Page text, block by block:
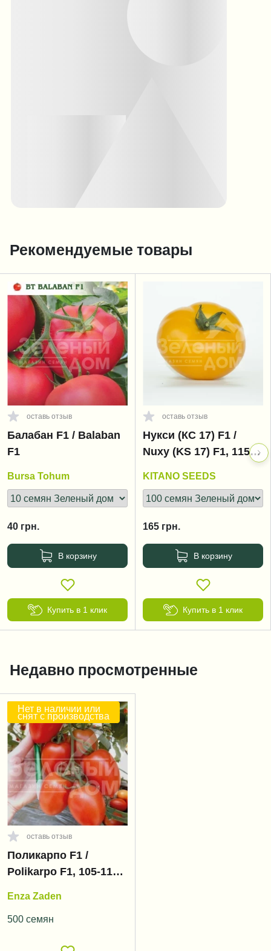
Рекомендуемые товары
оставь отзыв
Балабан F1 / Balaban
F1
Bursa Tohum
40 грн.
В корзину
Купить в 1 клик
оставь отзыв
Нукси (КС 17) F1 /
Nuxy (KS 17) F1, 115-
KITANO SEEDS
165 грн.
В корзину
Купить в 1 клик
Недавно просмотренные
Нет в наличии или
снят с производства
оставь отзыв
Поликарпо F1 /
Polikarpo F1, 105-115
Enza Zaden
500 семян